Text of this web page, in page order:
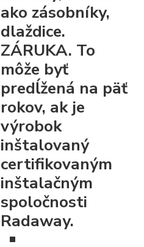
ako zásobníky,
dlaždice.
ZÁRUKA. To
môže byť
predĺžená na päť
rokov, ak je
výrobok
inštalovaný
certifikovaným
inštalačným
spoločnosti
Radaway.